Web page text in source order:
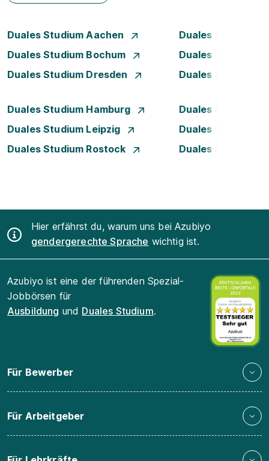
Duales Studium Aachen
Duales Studium
Duales Studium Bochum
Duales Studium
Duales Studium Dresden
Duales Studium
Duales Studium Hamburg
Duales Studium
Duales Studium Leipzig
Duales Studium
Duales Studium Rostock
Duales Studium
Hier erfährst du, warum uns bei Azubiyo
gendergerechte Sprache wichtig ist.
Azubiyo ist eine der führenden Spezial-
Jobbörsen für
Ausbildung und Duales Studium.
Für Bewerber
Für Arbeitgeber